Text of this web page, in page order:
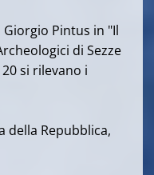
Pintus in "Il
di Sezze
si rilevano i
della Repubblica,